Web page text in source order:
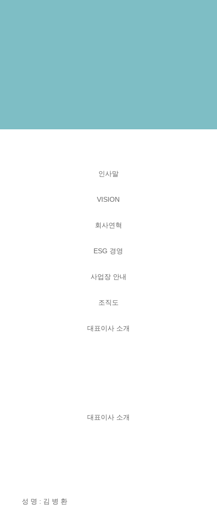
인사말
VISION
회사연혁
ESG 경영
사업장 안내
조직도
대표이사 소개
대표이사 소개
성 명 : 김 병 환